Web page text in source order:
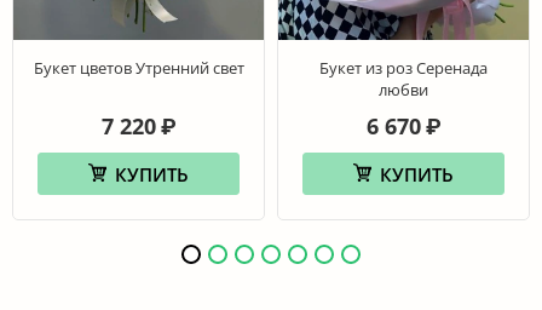
Букет цветов Утренний свет
7 220 ₽
КУПИТЬ
Букет из роз Серенада
любви
6 670 ₽
КУПИТЬ